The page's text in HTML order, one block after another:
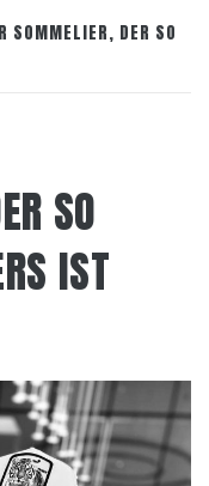
SOMMELIER, DER SO
SO
IST